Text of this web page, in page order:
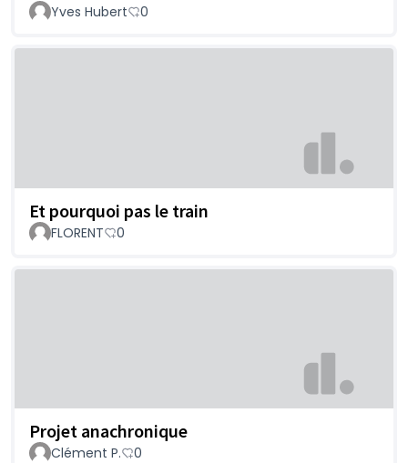
Yves Hubert 0
Et pourquoi pas le train
FLORENT 0
Projet anachronique
Clément P. 0